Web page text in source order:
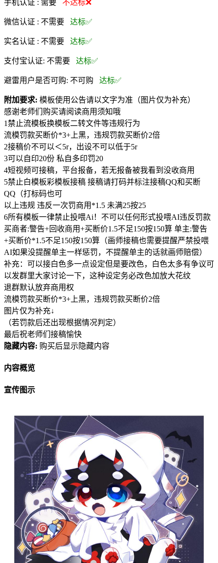
手机认证 : 需要 不达标❌
微信认证 : 不需要 达标✅
实名认证 : 不需要 达标✅
支付宝认证: 不需要 达标✅
避雷用户是否可购: 不可购 达标✅
附加要求: 模板使用公告请以文字为准（图片仅为补充）
感谢老师们购买请阅读商用须知哦
1禁止流模板换模板二转文件等违规行为
流模罚款买断价*3+上黑，违规罚款买断价2倍
2接稿价不可以＜5r，出设不可以低于5r
3可以自印20份 私自多印罚20
4短视频可接稿，平台报备，若无报备被我看到没收商用
5禁止白模板彩模板接稿 接稿请打码并标注接稿QQ和买断
QQ（打标码也可
以上违规 违反一次罚商用*1.5 未满25按25
6所有模板一律禁止投喂Ai！不可以任何形式投喂AI违反罚款
买商者:警告+回收商用+买断价1.5不足150按150算 单主:警告
+买断价*1.5不足150按150算（画师接稿也需要提醒严禁投喂
AI如果没提醒单主一样惩罚，不提醒单主的话就画师赔偿）
补充：可以接白色多一点设定但是要改色，白色太多有争议可
以发群里大家讨论一下，这种设定务必改色加放大花纹
退群默认放弃商用权
流模罚款买断价*3+上黑，违规罚款买断价2倍
图片仅为补充↓
（若罚款后还出现根据情况判定）
最后祝老师们接稿愉快
隐藏内容: 购买后显示隐藏内容
内容概览
宣传图示